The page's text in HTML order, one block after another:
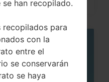
han recopilado.
recopilados para
con la
entre el
se conservarán
se haya